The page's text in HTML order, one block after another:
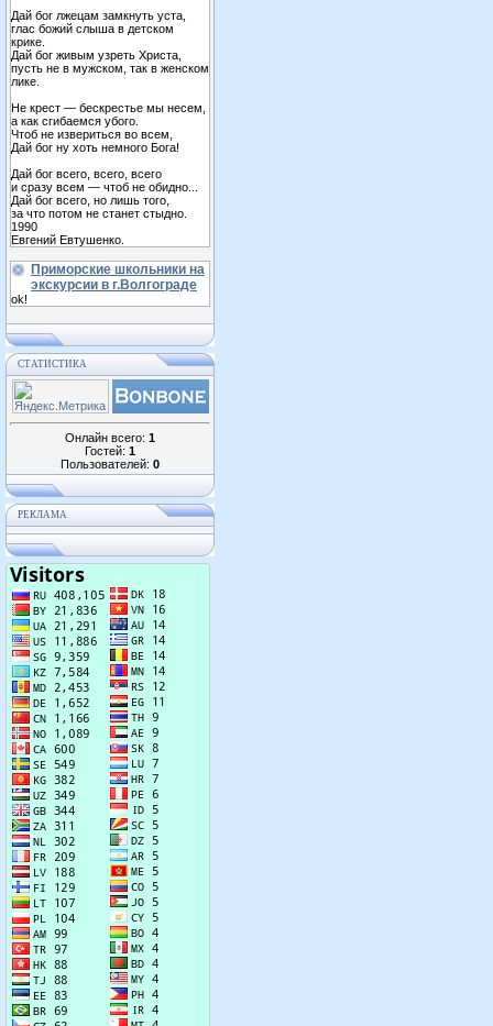
Дай бог лжецам замкнуть уста,
глас божий слыша в детском
крике.
Дай бог живым узреть Христа,
пусть не в мужском, так в женском
лике.
Не крест — бескрестье мы несем,
а как сгибаемся убого.
Чтоб не извериться во всем,
Дай бог ну хоть немного Бога!
Дай бог всего, всего, всего
и сразу всем — чтоб не обидно...
Дай бог всего, но лишь того,
за что потом не станет стыдно.
1990
Евгений Евтушенко.
Приморские школьники на
экскурсии в г.Волгограде
ok!
СТАТИСТИКА
Онлайн всего: 1
Гостей: 1
Пользователей: 0
РЕКЛАМА